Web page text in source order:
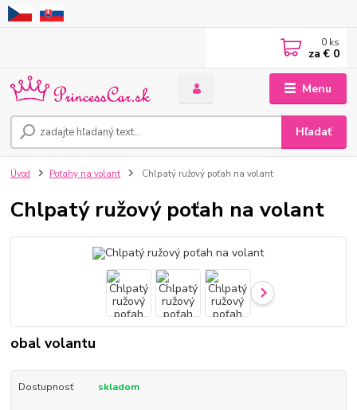
Menu
Hľadať
0 ks
za € 0
Úvod Poťahy na volant Chlpatý ružový poťah na volant
Chlpatý ružový poťah na volant
obal volantu
Dostupnosť skladom